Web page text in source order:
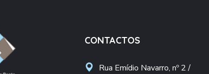
CONTACTOS
Rua Emídio Navarro, nº 2 /